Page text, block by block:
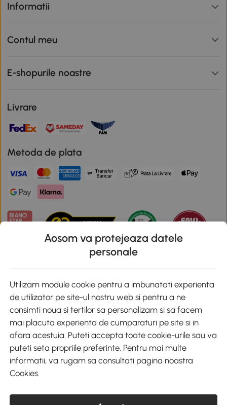
Informatii
Contul meu
E-shopurile noastre
Livrare
Metoda de plata
Descarca aplicatia Aosom
Google Play
+40 312294730 clienti@aosom.ro
Romania, Bucureşti Sectorul 2, Str. Barbu Paris Mumuleanu, Nr. 30-
CUI: 49266464
Aosom va protejeaza datele
personale
Utilizam module cookie pentru a imbunatati experienta
de utilizator pe site-ul nostru web si pentru a ne
consimti noua si tertilor sa personalizam si sa facem
mai placuta experienta de cumparaturi pe site si in
afara acestuia. Puteti accepta toate cookie-urile sau va
puteti seta propriile preferinte. Pentru mai multe
informatii, va rugam sa consultati pagina noastra
Cookies.